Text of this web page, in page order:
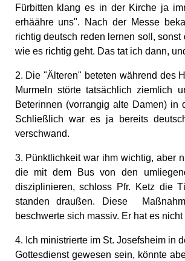
Fürbitten klang es in der Kirche ja
erhäähre uns". Nach der Messe
richtig deutsch reden lernen soll,
wie es richtig geht. Das tat ich dann,
2. Die "Älteren" beteten während des
Murmeln störte tatsächlich ziemlich
Beterinnen (vorrangig alte Damen) in
Schließlich war es ja bereits
verschwand.
3. Pünktlichkeit war ihm wichtig, aber
die mit dem Bus von den
disziplinieren, schloss Pfr. Ketz die
standen draußen. Diese
beschwerte sich massiv. Er hat es
4. Ich ministrierte im St. Josefsheim in
Gottesdienst gewesen sein, könnte